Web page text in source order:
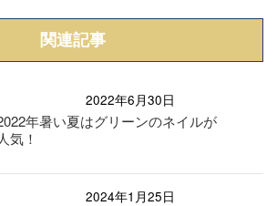
関連記事
2022年6月30日
年暑い夏はグリーンのネイルが
人気！
2024年1月25日